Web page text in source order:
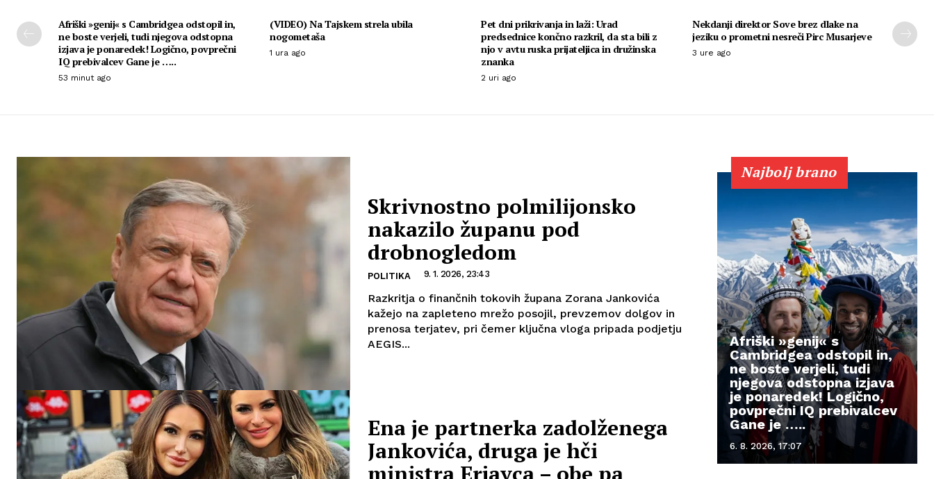
Afriški »genij« s Cambridgea odstopil in,
ne boste verjeli, tudi njegova odstopna
izjava je ponaredek! Logično, povprečni
IQ prebivalcev Gane je …..
53 minut ago
(VIDEO) Na Tajskem strela ubila
nogometaša
1 ura ago
Pet dni prikrivanja in laži: Urad
predsednice končno razkril, da sta bili z
njo v avtu ruska prijateljica in družinska
znanka
2 uri ago
Nekdanji direktor Sove brez dlake na
jeziku o prometni nesreči Pirc Musarjeve
3 ure ago
Skrivnostno polmilijonsko
nakazilo županu pod
drobnogledom
POLITIKA 9. 1. 2026, 23:43
Razkritja o finančnih tokovih župana Zorana Jankovića
kažejo na zapleteno mrežo posojil, prevzemov dolgov in
prenosa terjatev, pri čemer ključna vloga pripada podjetju
AEGIS...
Ena je partnerka zadolženega
Jankovića, druga je hči
Najbolj brano
Afriški »genij« s
Cambridgea odstopil in,
ne boste verjeli, tudi
njegova odstopna izjava
je ponaredek! Logično,
povprečni IQ prebivalcev
Gane je …..
6. 8. 2026, 17:07